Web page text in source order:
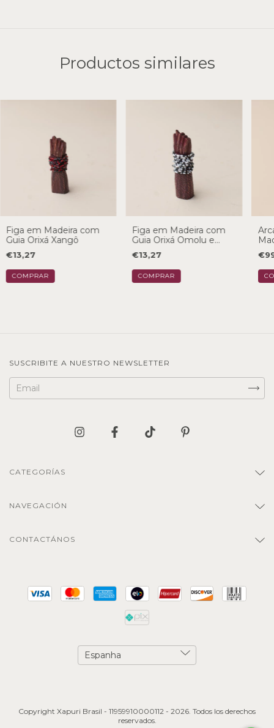
Productos similares
Figa em Madeira com
Guia Orixá Xangô
€13,27
Figa em Madeira com
Guia Orixá Omolu e
Obaluaiê
€13,27
SUSCRIBITE A NUESTRO NEWSLETTER
CATEGORÍAS
NAVEGACIÓN
CONTACTÁNOS
Copyright Xapuri Brasil - 11959910000112 - 2026. Todos los derechos
reservados.